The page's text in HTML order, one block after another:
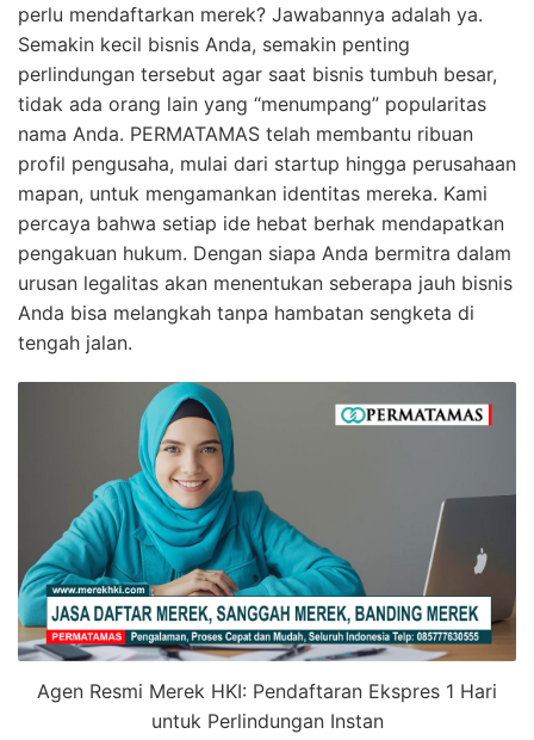
perlu mendaftarkan merek? Jawabannya adalah ya.
Semakin kecil bisnis Anda, semakin penting
perlindungan tersebut agar saat bisnis tumbuh besar,
tidak ada orang lain yang “menumpang” popularitas
nama Anda. PERMATAMAS telah membantu ribuan
profil pengusaha, mulai dari startup hingga perusahaan
mapan, untuk mengamankan identitas mereka. Kami
percaya bahwa setiap ide hebat berhak mendapatkan
pengakuan hukum. Dengan siapa Anda bermitra dalam
urusan legalitas akan menentukan seberapa jauh bisnis
Anda bisa melangkah tanpa hambatan sengketa di
tengah jalan.
Agen Resmi Merek HKI: Pendaftaran Ekspres 1 Hari
untuk Perlindungan Instan